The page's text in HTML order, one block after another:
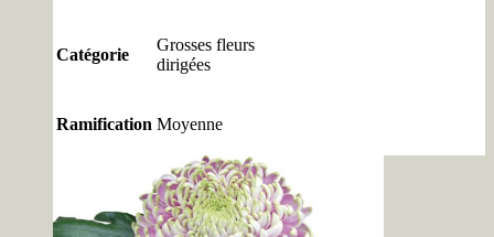
Catégorie
Grosses fleurs
dirigées
Ramification Moyenne